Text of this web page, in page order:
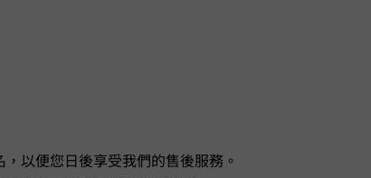
以便您日後享受我們的售後服務。